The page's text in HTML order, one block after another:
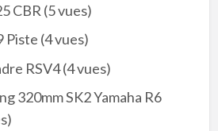
CBR (5 vues)
Piste (4 vues)
RSV4(4 vues)
320mm SK2 Yamaha R6